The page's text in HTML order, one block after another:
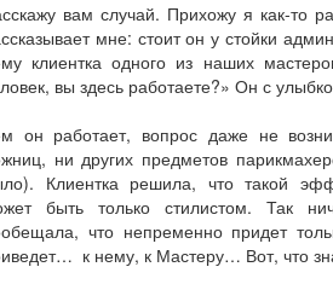
вам случай. Прихожу я как-то
мне: стоит он у стойки
клиентка одного из наших
вы здесь работаете?» Он с
он работает, вопрос даже не
ни других предметов
Клиентка решила, что такой
быть только стилистом. Так
что непременно придет
к нему, к Мастеру… Вот, что